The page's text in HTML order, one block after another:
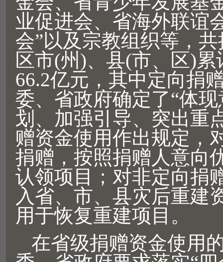
业促进会、省海外联谊
会”以及宗教组织等，
区市(州)、县(市、区)
66.2亿元，其中定向捐
委、省政府确定了“体
划、加强引导、突出重
赠资金使用作出规定，
捐赠，按照捐赠人意向
认领项目；对非定向捐
入省、市、县灾后重建
用于恢复重建项目。
在省级捐赠资金使用